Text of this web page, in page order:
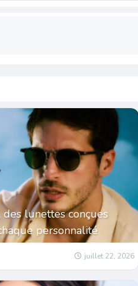
des lunettes conçues
personnalité
juillet 22, 2026